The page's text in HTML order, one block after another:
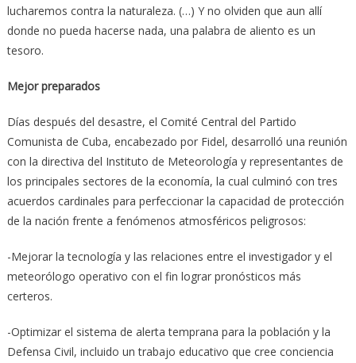
lucharemos contra la naturaleza. (…) Y no olviden que aun allí
donde no pueda hacerse nada, una palabra de aliento es un
tesoro.
Mejor preparados
Días después del desastre, el Comité Central del Partido
Comunista de Cuba, encabezado por Fidel, desarrolló una reunión
con la directiva del Instituto de Meteorología y representantes de
los principales sectores de la economía, la cual culminó con tres
acuerdos cardinales para perfeccionar la capacidad de protección
de la nación frente a fenómenos atmosféricos peligrosos:
-Mejorar la tecnología y las relaciones entre el investigador y el
meteorólogo operativo con el fin lograr pronósticos más
certeros.
-Optimizar el sistema de alerta temprana para la población y la
Defensa Civil, incluido un trabajo educativo que cree conciencia